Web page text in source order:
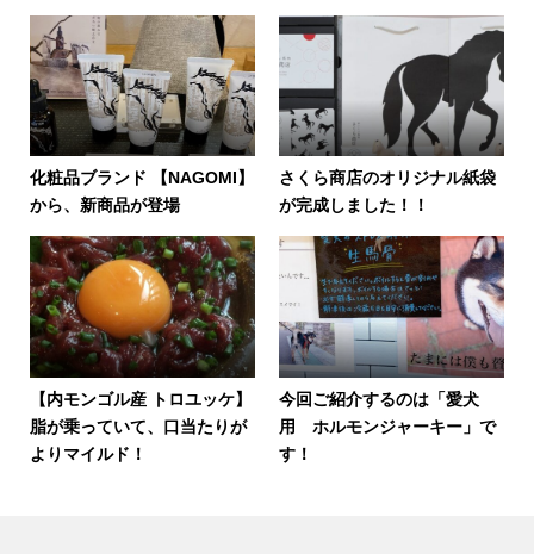
化粧品ブランド 【NAGOMI】
から、新商品が登場
さくら商店のオリジナル紙袋
が完成しました！！
【内モンゴル産 トロユッケ】
脂が乗っていて、口当たりが
よりマイルド！
今回ご紹介するのは「愛犬
用 ホルモンジャーキー」で
す！